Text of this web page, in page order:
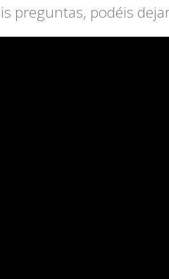
preguntas, podéis